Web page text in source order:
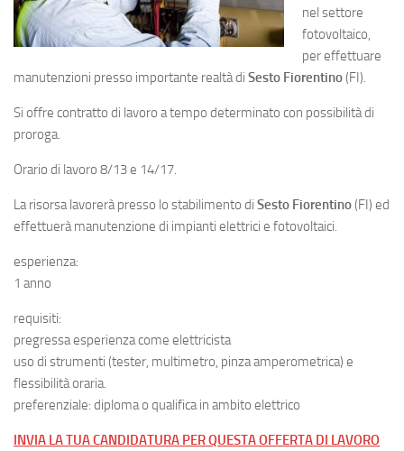
nel settore
fotovoltaico,
per effettuare
manutenzioni presso importante realtà di Sesto Fiorentino(FI).
Si offre contratto di lavoro a tempo determinato con possibilità di
proroga.
Orario di lavoro 8/13 e 14/17.
La risorsa lavorerà presso lo stabilimento di Sesto Fiorentino(FI) ed
effettuerà manutenzione di impianti elettrici e fotovoltaici.
esperienza:
1 anno
requisiti:
pregressa esperienza come elettricista
uso di strumenti (tester, multimetro, pinza amperometrica) e
flessibilità oraria.
preferenziale: diploma o qualifica in ambito elettrico
INVIA LA TUA CANDIDATURA PER QUESTA OFFERTA DI LAVORO